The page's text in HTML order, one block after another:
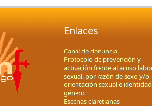
Enlaces
Canal de denuncia
Protocolo de prevención y
actuación frente al acoso
sexual, por razón de sexo y/o
orientación sexual e
género
Escenas claretianas